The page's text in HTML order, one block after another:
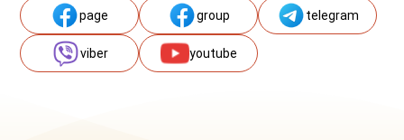
page group telegram
viber youtube